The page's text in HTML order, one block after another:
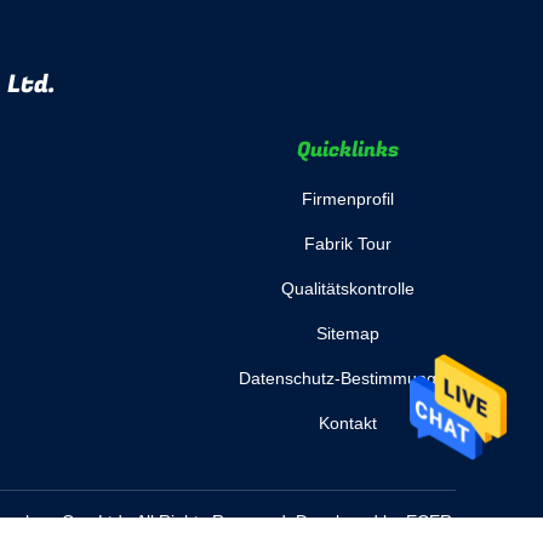
Ltd.
Quicklinks
Firmenprofil
Fabrik Tour
Qualitätskontrolle
Sitemap
Datenschutz-Bestimmungen
Kontakt
Co., Ltd.. All Rights Reserved. Developed byECER